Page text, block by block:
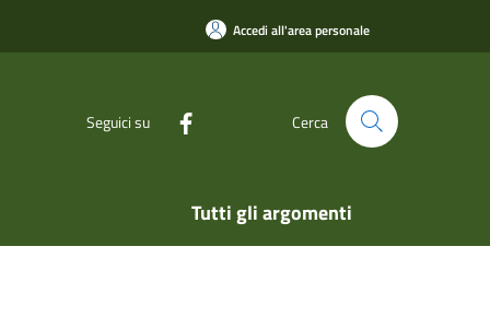
Accedi all'area personale
Seguici su Cerca
Tutti gli argomenti